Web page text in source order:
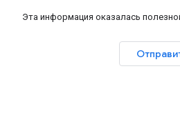
Эта информация оказалась